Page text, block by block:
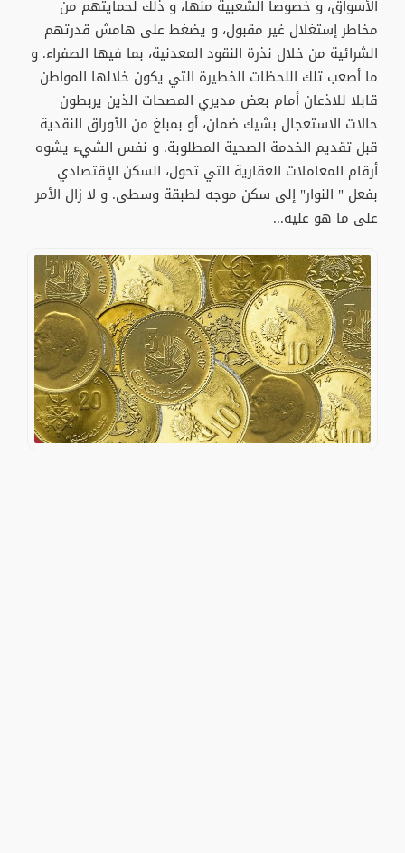
الأسواق، و خصوصا الشعبية منها، و ذلك لحمايتهم من
مخاطر إستغلال غير مقبول، و يضغط على هامش قدرتهم
الشرائية من خلال نذرة النقود المعدنية، بما فيها الصفراء. و
ما أصعب تلك اللحظات الخطيرة التي يكون خلالها المواطن
قابلا للاذعان أمام بعض مديري المصحات الذين يربطون
حالات الاستعجال بشيك ضمان، أو بمبلغ من الأوراق النقدية
قبل تقديم الخدمة الصحية المطلوبة. و نفس الشيء يشوه
أرقام المعاملات العقارية التي تحول، السكن الإقتصادي
بفعل " النوار" إلى سكن موجه لطبقة وسطى. و لا زال الأمر
على ما هو عليه...